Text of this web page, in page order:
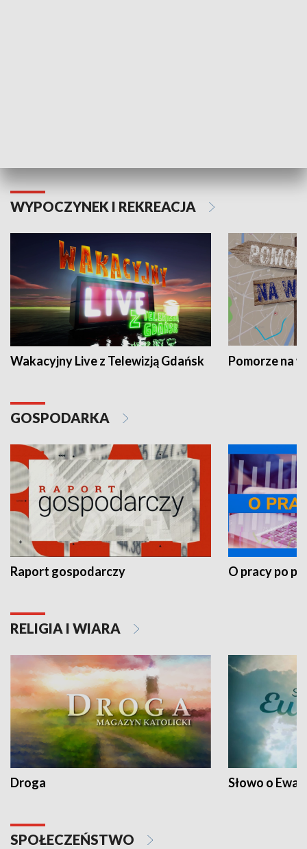
WYPOCZYNEK I REKREACJA
Wakacyjny Live z Telewizją Gdańsk Pomorze na
GOSPODARKA
Raport gospodarczy O pracy po
RELIGIA I WIARA
Droga Słowo o
SPOŁECZEŃSTWO